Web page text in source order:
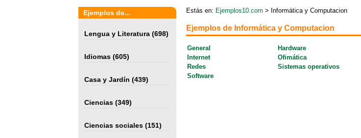
Ejemplos de...
Lengua y Literatura(698)
Idiomas(605)
Casa y Jardín (439)
Ciencias(349)
Ciencias sociales(151)
Estás en: Ejemplos10.com > Informática y Computacion
Ejemplos de Informática y Computacion
General
Hardware
Internet
Ofimática
Redes
Sistemas operativos
Software